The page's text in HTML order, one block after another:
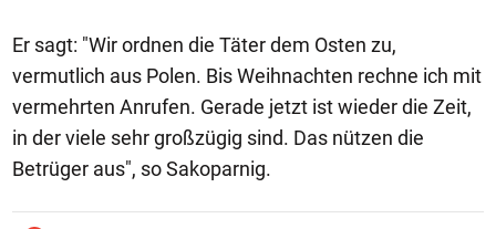
Er sagt: "Wir ordnen die Täter dem Osten zu,
vermutlich aus Polen. Bis Weihnachten rechne ich mit
vermehrten Anrufen. Gerade jetzt ist wieder die Zeit,
in der viele sehr großzügig sind. Das nützen die
Betrüger aus", so Sakoparnig.